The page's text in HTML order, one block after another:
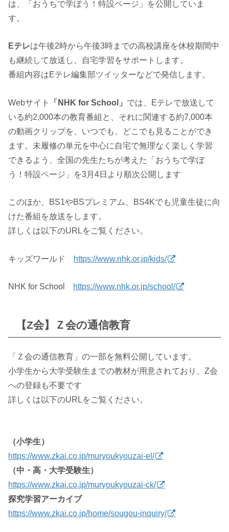
は、「おうちで学ぼう！特設ページ」を公開していま
す。
Eテレは午後2時から午後3時までの高校講座を休校期間中
も継続して放送し、自宅学習をサポートします。
番組内容はEテレ編集部ツイッターなどで発信します。
Webサイト 「NHK for School」 では、Eテレで放送して
いる約2,000本の教育番組と、それに関連する約7,000本
の動画クリップを、いつでも、どこでも見ることができ
ます。未履修の単元を中心に自宅で無理なく楽しく学習
できるよう、全国の先生たちが考えた「おうちで学ぼ
う！特設ページ」を3月4日より順次公開します
このほか、BS1やBSプレミアム、BS4Kでも児童生徒に向
けた番組を放送をします。
詳しくは以下のURLをご覧ください。
キッズワールド https://www.nhk.or.jp/kids/
NHK for School https://www.nhk.or.jp/school/
【Z会】Ｚ会の通信教育
「Ｚ会の通信教育」の一部を無料公開しています。
小学生から大学受験生までの教材が用意されており、Z会
への登録も不要です
詳しくは以下のURLをご覧ください。
（小学生）
https://www.zkai.co.jp/muryoukyouzai-el/
（中・高・大学受験生）
https://www.zkai.co.jp/muryoukyouzai-ck/
探究学習アーカイブ
https://www.zkai.co.jp/home/sougou-inquiry/